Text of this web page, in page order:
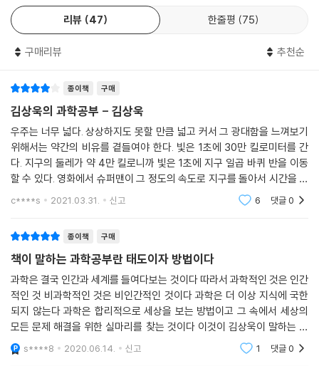
과학을 배우려면 다른 책을 보고,
과학으로 통찰하려면 이 책을 봐야 한다.
과학은 결국 인간과 세계를 들여다보는 것이다. 따라서 ‘과학적인 것’은 ‘인
간적인 것’, ‘비과학적인 것’은 ‘비인간적인 것’이다. 과학은 더 이상 지식에
국한되지 않는다. 과학은 합리적으로 세상을 보는 방법이고, 그 속에서 세
상의 모든 문제 해결을 위한 실마리를 찾는 것이다. 이것이 김상욱이 말하
는, 너무도 간결하고 명확한 과학적 사고방식이다.
과학을 기술적 측면으로만 본다면 과학은 사고방식이 될 수 없으며, 인문
학과 함께 갈 수 없다. 과학 기술에 실제 세상에 적용될 때, 종종 인문학이
화가 갖는 문제에 과학이 해결 방법으로 관여할 수 있어야 한다. 과학과 인
문학을 같은 출발선 위에 둘 때, 과학과 인문학이 함께할 수 있는 것이다.
과학적 영감에서 철학적 통찰을 이끌어내고, 과학에서 삶의 해답을 찾는
것. 우리가 사는 세상과 맞닿아 있는 과학을 가까이하는 것. 과학과 인문학
이 소통하는 것. 이것이 앞으로의 인문학이자, 과학을 포함한 진정한 인문
학이 될 것이다.
상식적인 사회를 위한 물리학자의 외침
여정 또한 시보다 더 큰 상상력과 창의력을 요할 수밖에 없다. 다만 그동안
그 설명이 더럽게 재미없고 난해했을 뿐이다. 이 책이 나옴으로써 이제 시
는 폭삭 망하게 생겼다. 그 대신 시는 비로소 자신을 이해해주는 엄청난 친
구를 곁에 두게 된 셈이다.
자)
아직 예술의 정체에 대해 혼란스러워 하던 젊은 시절, 소설가가 쓴 엔트로
피와 예술과의 상관관계에 관해 쓴 책을 읽고 큰 깨달음을 얻은 적이 있었
다. 수학도 물리학도 전공하지 않은 소설가가 어떻게 비전공분야와 예술을
연결할 수 있었을까. 그 소설가의 나라에 수학과 물리, 예술과 문학, 현실세
계와 빅뱅을 연결하여 쉽게 설명해주는 이런 책이 존재하지 않았다면 불가
- 홍성민 (예술가, 계원조형예술대학 융합예술과 교수)
문·사·철을 꿰뚫는 단단한 인문 교양에 뿌리 내린 비판적 지성. 이런 비판적
지성이 현장의 과학자라면 얼마나 멋있을까? 나는 이 책을 읽으면서 항상
꿈꿨던 그런 과학자가 바로 옆에 있었음을 새삼 깨달았다. 더 늦기 전에, 한
국을 대표하는 ‘과학자 지식인’ 김상욱 박사를 만나 보자.
- 강양구 (프레시안 부국장)
리뷰 47 한줄평 75
구매리뷰 추천순
종이책 구매
김상욱의 과학공부 - 김상욱
우주는 너무 넓다. 상상하지도 못할 만큼 넓고 커서 그 광대함을 느껴보기
위해서는 약간의 비유를 곁들여야 한다. 빛은 1초에 30만 킬로미터를 간
다. 지구의 둘레가 약 4만 킬로니까 빛은 1초에 지구 일곱 바퀴 반을 이동
할 수 있다. 영화에서 슈퍼맨이 그 정도의 속도로 지구를 돌아서 시간을 거
꾸로 거슬러 과거로 돌아간다. 영화적 상상력이지만 상대성이론을 부분적
c****s 2021.03.31. 신고 6 댓글0
종이책 구매
책이 말하는 과학공부란 태도이자 방법이다
과학은 결국 인간과 세계를 들여다보는 것이다 따라서 과학적인 것은 인간
적인 것 비과학적인 것은 비인간적인 것이다 과학은 더 이상 지식에 국한
되지 않는다 과학은 합리적으로 세상을 보는 방법이고 그 속에서 세상의
모든 문제 해결을 위한 실마리를 찾는 것이다 이것이 김상욱이 말하는 너
무도 간결하고 명확한 과학적 사고방식이다과학을 기술적 측면으로만 본
다면 과학은 사고방식
s****8 2020.06.14. 신고 1 댓글0